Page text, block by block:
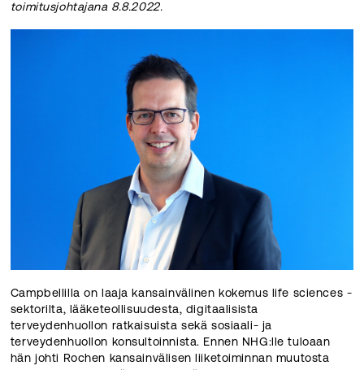
toimitusjohtajana 8.8.2022.
Campbellilla on laaja kansainvälinen kokemus life sciences -
sektorilta, lääketeollisuudesta, digitaalisista
terveydenhuollon ratkaisuista sekä sosiaali- ja
terveydenhuollon konsultoinnista. Ennen NHG:lle tuloaan
hän johti Rochen kansainvälisen liiketoiminnan muutosta